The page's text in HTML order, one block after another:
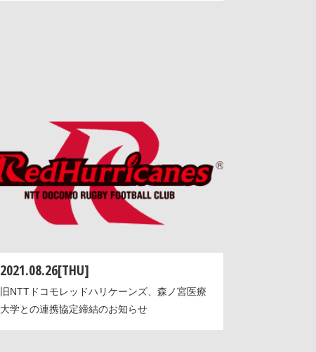
2021.08.26[THU]
旧NTTドコモレッドハリケーンズ、森ノ宮医療
大学との連携協定締結のお知らせ